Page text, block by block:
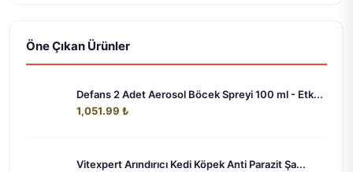
Öne Çıkan Ürünler
Defans 2 Adet Aerosol Böcek Spreyi 100 ml - Etk...
1,051.99 ₺
Vitexpert Arındırıcı Kedi Köpek Anti Parazit Şa...